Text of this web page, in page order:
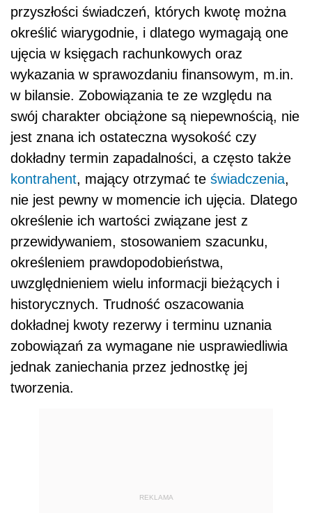
przyszłości świadczeń, których kwotę można
określić wiarygodnie, i dlatego wymagają one
ujęcia w księgach rachunkowych oraz
wykazania w sprawozdaniu finansowym, m.in.
w bilansie. Zobowiązania te ze względu na
swój charakter obciążone są niepewnością, nie
jest znana ich ostateczna wysokość czy
dokładny termin zapadalności, a często także
kontrahent, mający otrzymać te świadczenia,
nie jest pewny w momencie ich ujęcia. Dlatego
określenie ich wartości związane jest z
przewidywaniem, stosowaniem szacunku,
określeniem prawdopodobieństwa,
uwzględnieniem wielu informacji bieżących i
historycznych. Trudność oszacowania
dokładnej kwoty rezerwy i terminu uznania
zobowiązań za wymagane nie usprawiedliwia
jednak zaniechania przez jednostkę jej
tworzenia.
REKLAMA